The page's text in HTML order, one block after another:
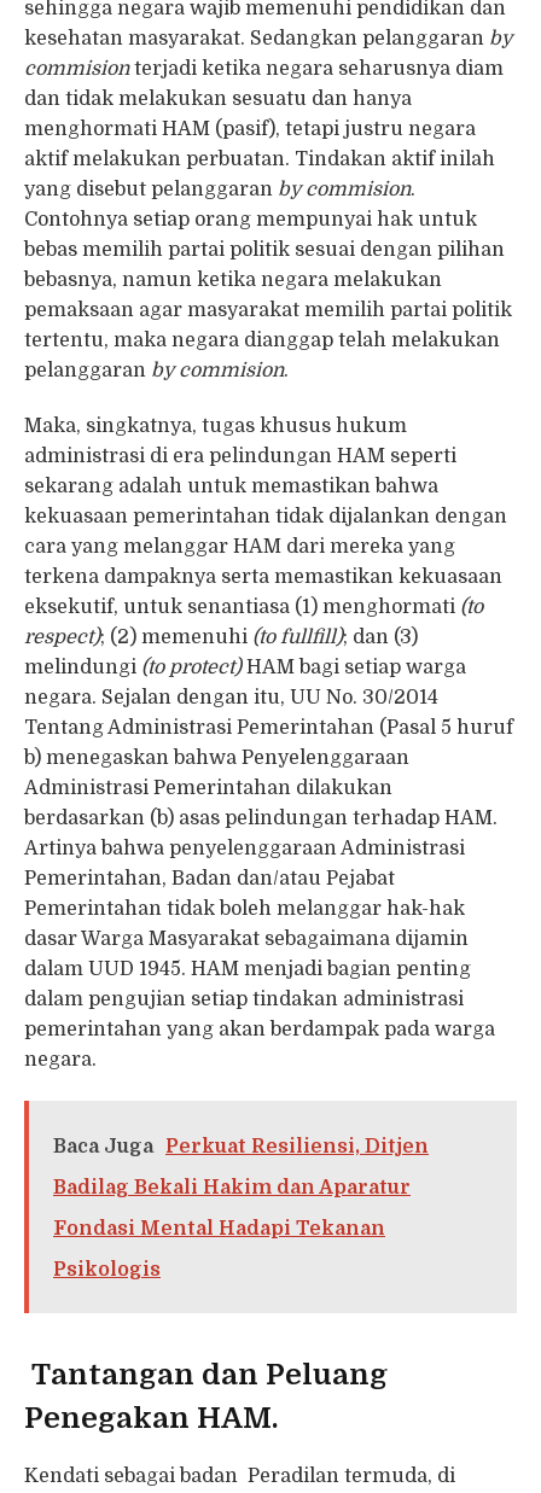
sehingga negara wajib memenuhi pendidikan dan
kesehatan masyarakat. Sedangkan pelanggaran by
commisionterjadi ketika negara seharusnya diam
dan tidak melakukan sesuatu dan hanya
menghormati HAM (pasif), tetapi justru negara
aktif melakukan perbuatan. Tindakan aktif inilah
yang disebut pelanggaran by commision.
Contohnya setiap orang mempunyai hak untuk
bebas memilih partai politik sesuai dengan pilihan
bebasnya, namun ketika negara melakukan
pemaksaan agar masyarakat memilih partai politik
tertentu, maka negara dianggap telah melakukan
pelanggaran by commision.
Maka, singkatnya, tugas khusus hukum
administrasi di era pelindungan HAM seperti
sekarang adalah untuk memastikan bahwa
kekuasaan pemerintahan tidak dijalankan dengan
cara yang melanggar HAM dari mereka yang
terkena dampaknya serta memastikan kekuasaan
eksekutif, untuk senantiasa (1) menghormati (to
respect); (2) memenuhi (to fullfill); dan (3)
melindungi (to protect)HAM bagi setiap warga
negara. Sejalan dengan itu, UU No. 30/2014
Tentang Administrasi Pemerintahan (Pasal 5 huruf
b) menegaskan bahwa Penyelenggaraan
Administrasi Pemerintahan dilakukan
berdasarkan (b) asas pelindungan terhadap HAM.
Artinya bahwa penyelenggaraan Administrasi
Pemerintahan, Badan dan/atau Pejabat
Pemerintahan tidak boleh melanggar hak-hak
dasar Warga Masyarakat sebagaimana dijamin
dalam UUD 1945. HAM menjadi bagian penting
dalam pengujian setiap tindakan administrasi
pemerintahan yang akan berdampak pada warga
negara.
Baca Juga
Perkuat Resiliensi, Ditjen
Badilag Bekali Hakim dan Aparatur
Fondasi Mental Hadapi Tekanan
Psikologis
Tantangan dan Peluang
Penegakan HAM.
Kendati sebagai badan Peradilan termuda, di